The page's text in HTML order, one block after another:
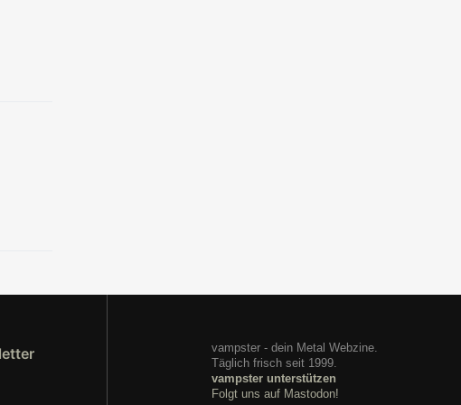
vampster - dein Metal Webzine.
Täglich frisch seit 1999.
vampster unterstützen
Folgt uns auf Mastodon!